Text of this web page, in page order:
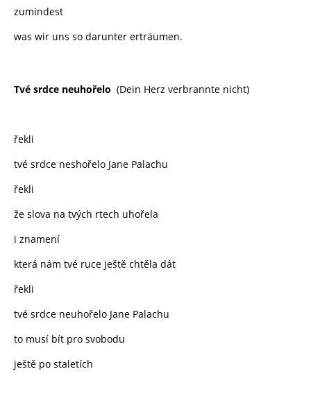
zumindest
was wir uns so darunter erträumen.
Tvé srdce neuhořelo (Dein Herz verbrannte nicht)
řekli
tvé srdce neshořelo Jane Palachu
řekli
že slova na tvých rtech uhořela
i znamení
která nám tvé ruce ještě chtěla dát
řekli
tvé srdce neuhořelo Jane Palachu
to musí bít pro svobodu
ještě po staletích